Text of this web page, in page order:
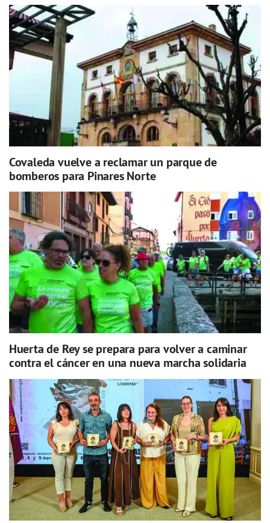
Covaleda vuelve a reclamar un parque de
bomberos para Pinares Norte
Huerta de Rey se prepara para volver a caminar
contra el cáncer en una nueva marcha solidaria